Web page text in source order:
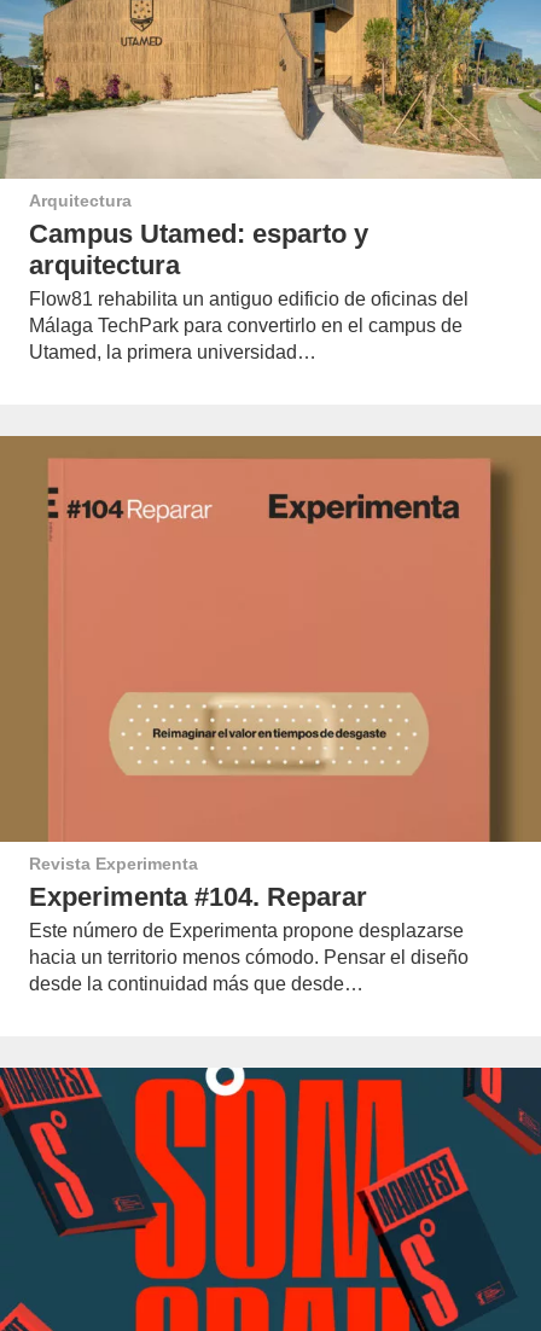
Arquitectura
Campus Utamed: esparto y
arquitectura
Flow81 rehabilita un antiguo edificio de oficinas del
Málaga TechPark para convertirlo en el campus de
Utamed, la primera universidad…
Revista Experimenta
Experimenta #104. Reparar
Este número de Experimenta propone desplazarse
hacia un territorio menos cómodo. Pensar el diseño
desde la continuidad más que desde…